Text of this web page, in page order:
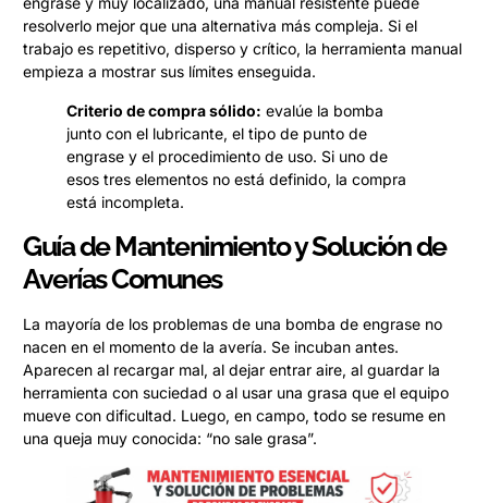
resolverlo mejor que una alternativa más compleja. Si el
trabajo es repetitivo, disperso y crítico, la herramienta manual
empieza a mostrar sus límites enseguida.
Criterio de compra sólido: evalúe la bomba
junto con el lubricante, el tipo de punto de
engrase y el procedimiento de uso. Si uno de
esos tres elementos no está definido, la compra
está incompleta.
Guía de Mantenimiento y Solución de
Averías Comunes
La mayoría de los problemas de una bomba de engrase no
nacen en el momento de la avería. Se incuban antes.
Aparecen al recargar mal, al dejar entrar aire, al guardar la
herramienta con suciedad o al usar una grasa que el equipo
mueve con dificultad. Luego, en campo, todo se resume en
una queja muy conocida: “no sale grasa”.